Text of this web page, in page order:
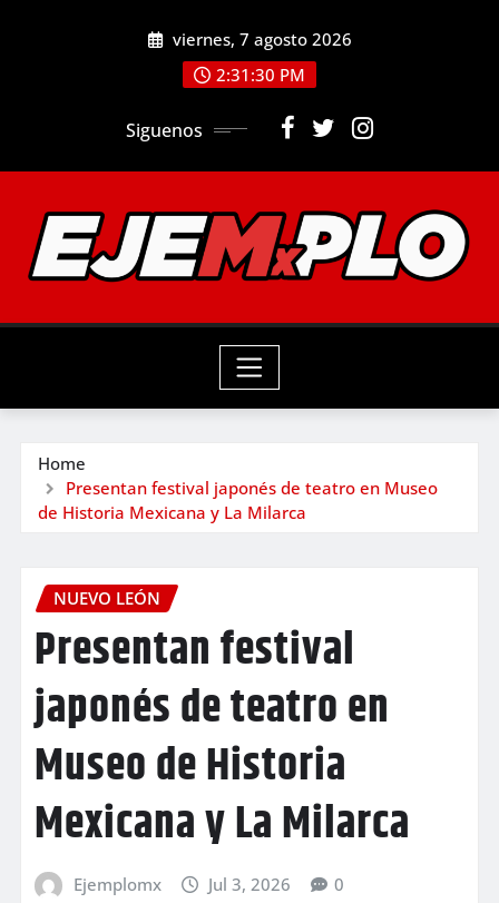
viernes, 7 agosto 2026
2:31:31 PM
Siguenos
Home
Presentan festival japonés de teatro en Museo
de Historia Mexicana y La Milarca
NUEVO LEÓN
Presentan festival
japonés de teatro en
Museo de Historia
Mexicana y La Milarca
Ejemplomx Jul 3, 2026 0